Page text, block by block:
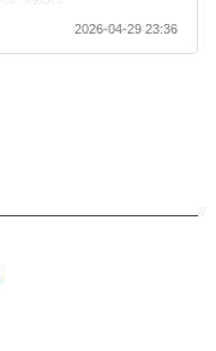
2026-04-29 23:36